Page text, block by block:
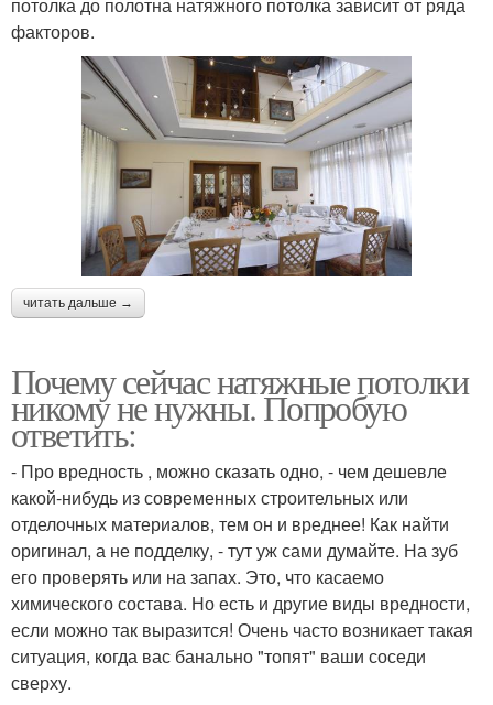
потолка до полотна натяжного потолка зависит от ряда
факторов.
читать дальше →
Почему сейчас натяжные потолки
никому не нужны. Попробую
ответить:
- Про вредность , можно сказать одно, - чем дешевле
какой-нибудь из современных строительных или
отделочных материалов, тем он и вреднее! Как найти
оригинал, а не подделку, - тут уж сами думайте. На зуб
его проверять или на запах. Это, что касаемо
химического состава. Но есть и другие виды вредности,
если можно так выразится! Очень часто возникает такая
ситуация, когда вас банально "топят" ваши соседи
сверху.